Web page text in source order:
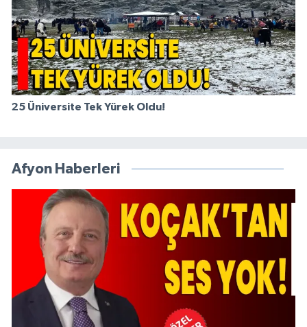
25 Üniversite Tek Yürek Oldu!
Afyon Haberleri